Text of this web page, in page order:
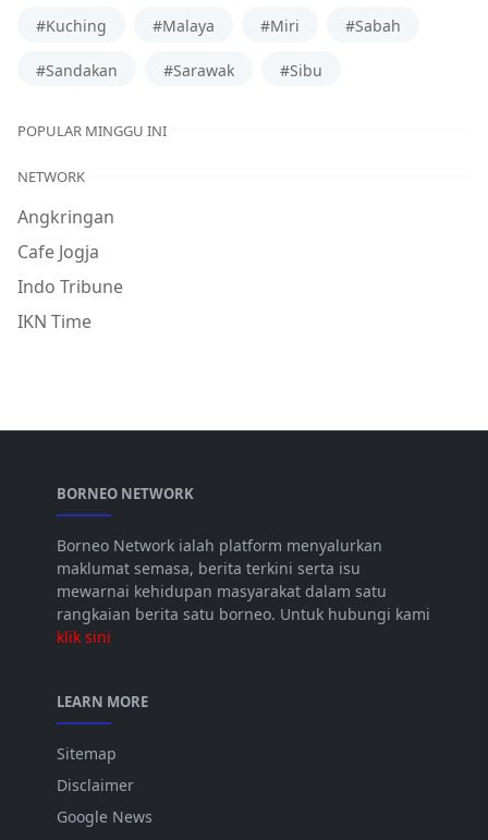
#Kuching #Malaya #Miri #Sabah
#Sandakan #Sarawak #Sibu
POPULAR MINGGU INI
NETWORK
Angkringan
Cafe Jogja
Indo Tribune
IKN Time
BORNEO NETWORK
Borneo Network ialah platform menyalurkan
maklumat semasa, berita terkini serta isu
mewarnai kehidupan masyarakat dalam satu
rangkaian berita satu borneo. Untuk hubungi kami
klik sini
LEARN MORE
Sitemap
Disclaimer
Google News